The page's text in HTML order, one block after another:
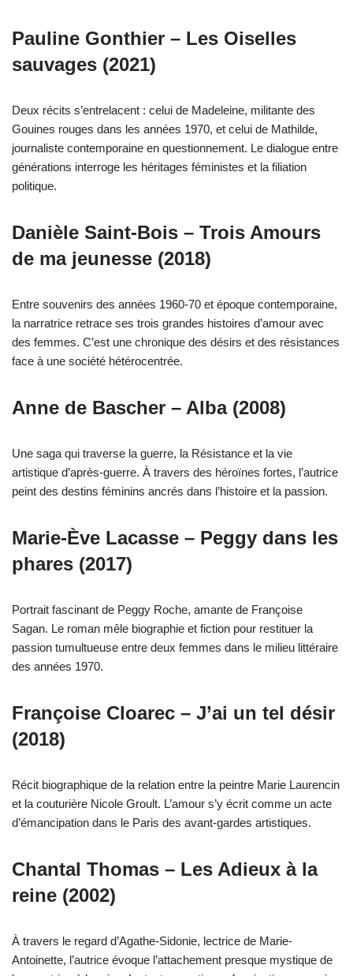
Pauline Gonthier – Les Oiselles
sauvages (2021)
Deux récits s’entrelacent : celui de Madeleine, militante des
Gouines rouges dans les années 1970, et celui de Mathilde,
journaliste contemporaine en questionnement. Le dialogue entre
générations interroge les héritages féministes et la filiation
politique.
Danièle Saint-Bois – Trois Amours
de ma jeunesse (2018)
Entre souvenirs des années 1960-70 et époque contemporaine,
la narratrice retrace ses trois grandes histoires d’amour avec
des femmes. C’est une chronique des désirs et des résistances
face à une société hétérocentrée.
Anne de Bascher – Alba (2008)
Une saga qui traverse la guerre, la Résistance et la vie
artistique d’après-guerre. À travers des héroïnes fortes, l’autrice
peint des destins féminins ancrés dans l’histoire et la passion.
Marie-Ève Lacasse – Peggy dans les
phares (2017)
Portrait fascinant de Peggy Roche, amante de Françoise
Sagan. Le roman mêle biographie et fiction pour restituer la
passion tumultueuse entre deux femmes dans le milieu littéraire
des années 1970.
Françoise Cloarec – J’ai un tel désir
(2018)
Récit biographique de la relation entre la peintre Marie Laurencin
et la couturière Nicole Groult. L’amour s’y écrit comme un acte
d’émancipation dans le Paris des avant-gardes artistiques.
Chantal Thomas – Les Adieux à la
reine (2002)
À travers le regard d’Agathe-Sidonie, lectrice de Marie-
Antoinette, l’autrice évoque l’attachement presque mystique de